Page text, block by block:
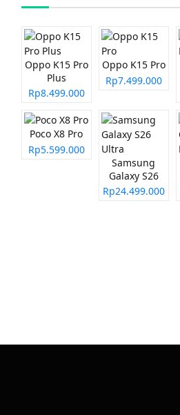
Oppo K15 Pro
Plus
Rp8.499.000
Oppo K15 Pro
Rp7.499.000
Poco X8 Pro
Rp5.599.000
Samsung
Galaxy S26
Ultra
Rp24.499.000